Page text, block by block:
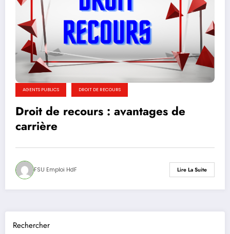
AGENTS PUBLICS DROIT DE RECOURS
Droit de recours : avantages de
carrière
FSU Emploi HdF Lire La Suite
Rechercher